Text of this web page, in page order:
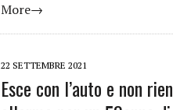
More→
22 SETTEMBRE 2021
Esce con l’auto e non